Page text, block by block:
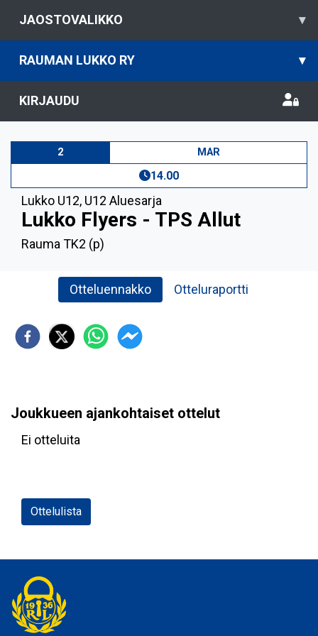
JAOSTOVALIKKO ▾
RAUMAN LUKKO RY ▾
KIRJAUDU
2 MAR
14.00
Lukko U12, U12 Aluesarja
Lukko Flyers - TPS Allut
Rauma TK2 (p)
Otteluennakko Otteluraportti
Joukkueen ajankohtaiset ottelut
Ei otteluita
Ottelulista